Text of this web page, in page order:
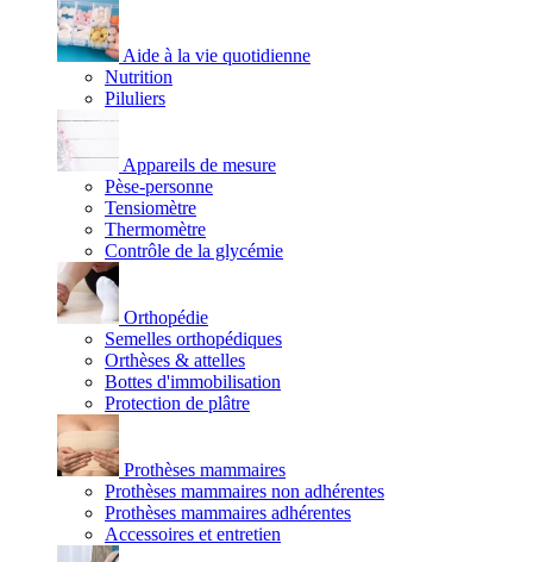
Aide à la vie quotidienne
Nutrition
Piluliers
Appareils de mesure
Pèse-personne
Tensiomètre
Thermomètre
Contrôle de la glycémie
Orthopédie
Semelles orthopédiques
Orthèses & attelles
Bottes d'immobilisation
Protection de plâtre
Prothèses mammaires
Prothèses mammaires non adhérentes
Prothèses mammaires adhérentes
Accessoires et entretien